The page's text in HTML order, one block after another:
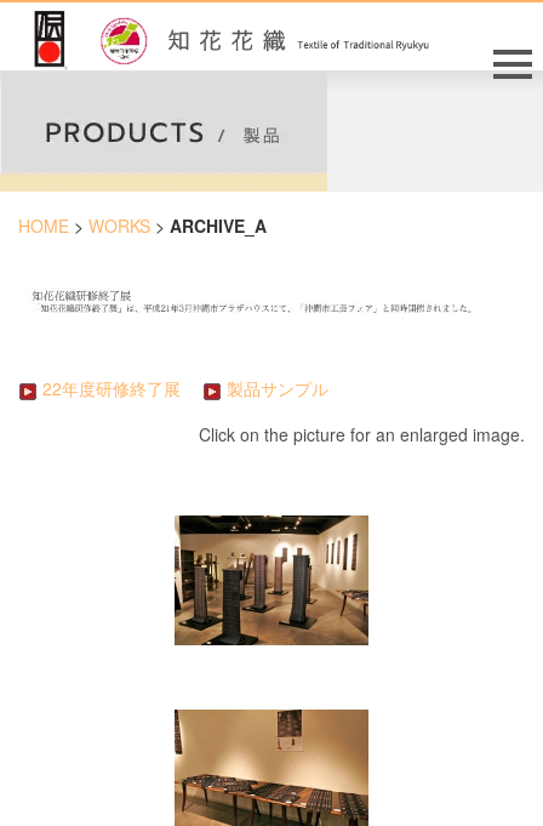
HOME > WORKS > ARCHIVE_A
22年度研修終了展
製品サンプル
Click on the picture for an enlarged image.